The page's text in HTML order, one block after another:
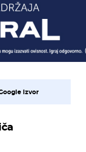
izvor